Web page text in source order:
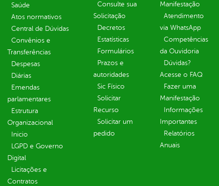
Saúde
Atos normativos
Central de Dúvidas
Convênios e
Transferências
Despesas
Diárias
Emendas
parlamentares
Estrutura
Organizacional
Inicio
LGPD e Governo
Digital
Licitações e
Contratos
Consulte sua
Solicitação
Decretos
Estatísticas
Formulários
Prazos e
autoridades
Sic Físico
Solicitar
Recurso
Solicitar um
pedido
Manifestação
Atendimento
via WhatsApp
Competências
da Ouvidoria
Dúvidas?
Acesse o FAQ
Fazer uma
Manifestação
Informações
Importantes
Relatórios
Anuais